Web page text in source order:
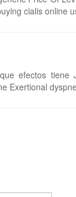
cialis online
efectos
Exertional